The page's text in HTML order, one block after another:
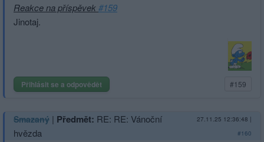
Reakce na příspěvek#159
Jinotaj.
Přihlásit se a odpovědět #159
Smazaný | Předmět: RE: RE: Vánoční
hvězda
27.11.25 12:36:48 |
#160